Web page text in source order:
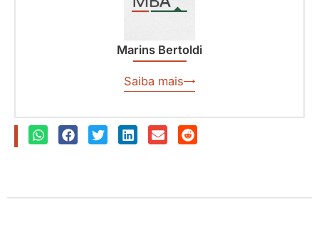
Marins Bertoldi
Saiba mais